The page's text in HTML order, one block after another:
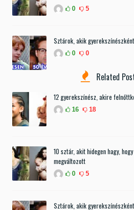
0 5
Sztárok, akik
0 0
Related
12 gyerekszínész, akire
16 18
10 sztár, akit hidegen hagy,
megváltozott
0 5
Sztárok, akik